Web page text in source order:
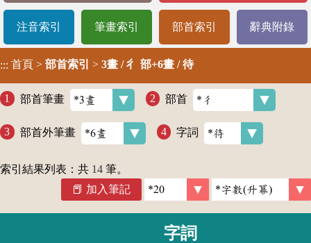
注音索引 筆畫索引 部首索引 辭典附錄
::: 首頁 > 部首索引 > 3畫 / 彳 部+6畫 / 待
部首筆畫 部首
部首外筆畫 字詞
索引結果列表：共 14 筆。
加入筆記
字詞